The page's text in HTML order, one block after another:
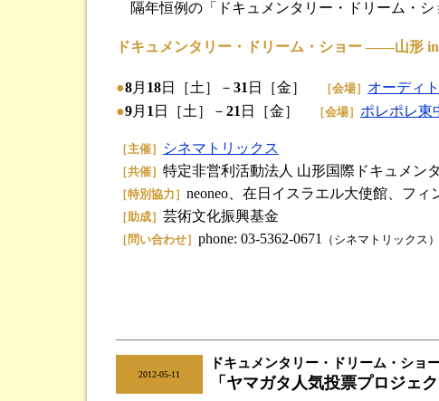
隔年恒例の「ドキュメンタリー・ドリーム・
ドキュメンタリー・ドリーム・ショー ――山形 in
●8月 18日［土］－ 31 日［金］ ［会場］ オーディ
●9月 1 日［土］－ 21 日［金］ ［会場］ ポレポレ東
［主催］ シネマトリックス
［共催］ 特定非営利活動法人 山形国際ドキュメン
［特別協力］ neoneo、在日イスラエル大使館、フ
［助成］ 芸術文化振興基金
［問い合わせ］ phone: 03-5362-0671 （シネマトリックス）
2012-05-11
ドキュメンタリー・ドリーム・シ
「ヤマガタ人気投票プロジェ